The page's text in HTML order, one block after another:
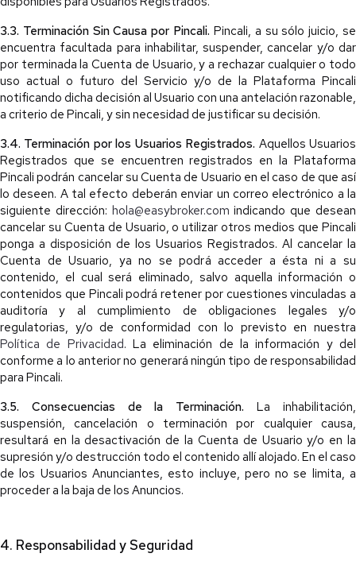
3.3. Terminación Sin Causa por Pincali. Pincali, a su sólo juicio, se
encuentra facultada para inhabilitar, suspender, cancelar y/o dar
por terminada la Cuenta de Usuario, y a rechazar cualquier o todo
uso actual o futuro del Servicio y/o de la Plataforma Pincali
notificando dicha decisión al Usuario con una antelación razonable,
a criterio de Pincali, y sin necesidad de justificar su decisión.
3.4. Terminación por los Usuarios Registrados. Aquellos Usuarios
Registrados que se encuentren registrados en la Plataforma
Pincali podrán cancelar su Cuenta de Usuario en el caso de que así
lo deseen. A tal efecto deberán enviar un correo electrónico a la
siguiente dirección: hola@easybroker.com indicando que desean
cancelar su Cuenta de Usuario, o utilizar otros medios que Pincali
ponga a disposición de los Usuarios Registrados. Al cancelar la
Cuenta de Usuario, ya no se podrá acceder a ésta ni a su
contenido, el cual será eliminado, salvo aquella información o
contenidos que Pincali podrá retener por cuestiones vinculadas a
auditoría y al cumplimiento de obligaciones legales y/o
regulatorias, y/o de conformidad con lo previsto en nuestra
Política de Privacidad. La eliminación de la información y del
conforme a lo anterior no generará ningún tipo de responsabilidad
para Pincali.
3.5. Consecuencias de la Terminación. La inhabilitación,
suspensión, cancelación o terminación por cualquier causa,
resultará en la desactivación de la Cuenta de Usuario y/o en la
supresión y/o destrucción todo el contenido allí alojado. En el caso
de los Usuarios Anunciantes, esto incluye, pero no se limita, a
proceder a la baja de los Anuncios.
4. Responsabilidad y Seguridad